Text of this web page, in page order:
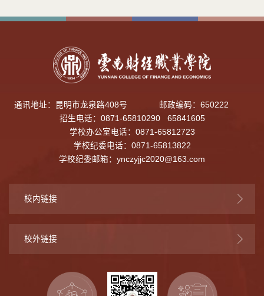
通讯地址：昆明市龙泉路408号
邮政编码：650222
招生电话：0871-65810290 65841605
学校办公室电话：0871-65812723
学校纪委电话：0871-65813822
学校纪委邮箱： ynczyjjc2020@163.com
校内链接
校外链接